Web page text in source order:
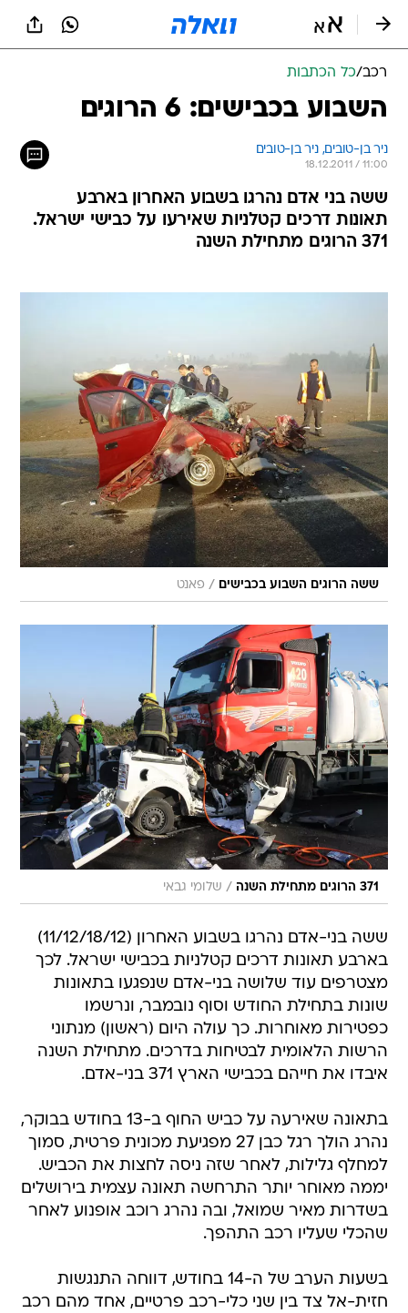
רכב/כל הכתבות
השבוע בכבישים: 6 הרוגים
ניר בן-טובים, ניר בן-טובים
18.12.2011 / 11:00
ששה בני אדם נהרגו בשבוע האחרון בארבע
תאונות דרכים קטלניות שאירעו על כבישי ישראל.
371 הרוגים מתחילת השנה
ששה הרוגים השבוע בכבישים / פאנט
371 הרוגים מתחילת השנה / שלומי גבאי
ששה בני-אדם נהרגו בשבוע האחרון (11/12/18/12)
בארבע תאונות דרכים קטלניות בכבישי ישראל. לכך
מצטרפים עוד שלושה בני-אדם שנפגעו בתאונות
שונות בתחילת החודש וסוף נובמבר, ונרשמו
כפטירות מאוחרות. כך עולה היום (ראשון) מנתוני
הרשות הלאומית לבטיחות בדרכים. מתחילת השנה
איבדו את חייהם בכבישי הארץ 371 בני-אדם.
בתאונה שאירעה על כביש החוף ב-13 בחודש בבוקר,
נהרג הולך רגל כבן 27 מפגיעת מכונית פרטית, סמוך
למחלף גלילות, לאחר שזה ניסה לחצות את הכביש.
יממה מאוחר יותר התרחשה תאונה עצמית בירושלים
בשדרות מאיר שמואל, ובה נהרג רוכב אופנוע לאחר
שהכלי שעליו רכב התהפך.
בשעות הערב של ה-14 בחודש, דווחה התנגשות
חזית-אל צד בין שני כלי-רכב פרטיים, אחד מהם רכב